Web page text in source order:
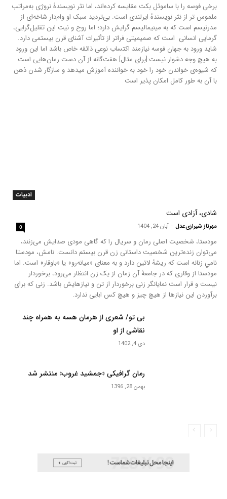
برخی فوسه را با ساموئل بکت مقایسه کرده‌اند، اما نثر نویسندۀ نروژی به‌مراتب
ملموس­ تر از نثر نویسندۀ ایرلندی است. بی‌تردید سبک او وام‌دار شاخه‌ای از
مدرنیسم است که به مینیمالیسم گرایش دارد؛ اما روح و نیت این تقلیل‌گرایی،
گرمایی انسانی است که صمیمی­تی فراتر از تأثیرات آشنای قرن بیستمی دارد.
شاید ورود به جهان فوسه نیازمند اکتساب نوعی ذائقه خاص باشد اما این ورود
به هیچ وجه دشوار نیست:[برای مثال] هفت‌گانه از آن دست رمان‌هایی است
که شیوه‌ی خواندن خود را خود به خواننده آموزش میدهد و سازگار شدن ذهن
با آن به طور کامل امکان پذیر است
ادبیات
شادی، آزادی است
مهرناز شیرازی‌عدل - آبان 24, 1404 0
مودستا، شخصیت اصلی رمان و سریال را که گاهی مودی صدایش می‌زنند،
می‌توان زنده‌ترین شخصیت داستانی زن قرن بیستم دانست. نامش، مودستا
نامي زنانه است كه ریشۀ لاتین دارد و به معنای «ميانه‌رو» یا «باوقار» است. اما
مودستا از وقاری که در جامعۀ آن زمان از یک زن انتظار می‌رود، برخوردار
نیست و قرار است نمایانگر زنی برخوردار از تن و نیازهایش باشد. زنی که برای
برآوردن این نیازها از هیچ چیز و هیچ کس ابایی ندارد.
بی تو/ شعری از هرمان هسه به همراه چند
نقاشی از او
دی 4, 1402
رمان گرافیکی «جمشید غروب» منتشر شد
بهمن 28, 1396